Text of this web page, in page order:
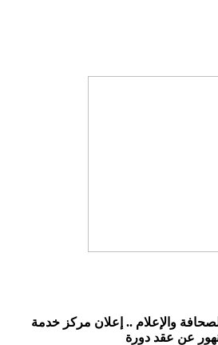
والإعلام .. إعلان مركز خدمة
عن عقد دورة